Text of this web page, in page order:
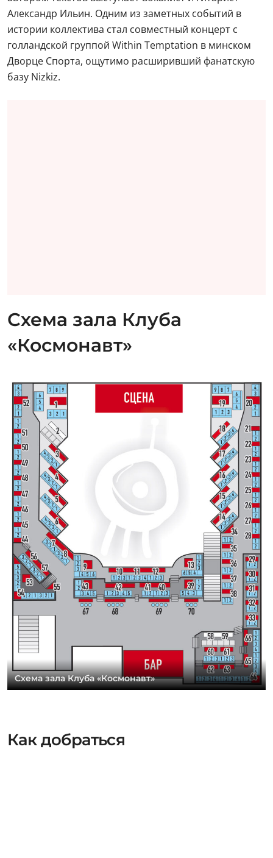
Александр Ильин. Одним из заметных событий в
истории коллектива стал совместный концерт с
голландской группой Within Temptation в минском
Дворце Спорта, ощутимо расширивший фанатскую
базу Nizkiz.
Схема зала Клуба
«Космонавт»
Схема зала Клуба «Космонавт»
Как добраться